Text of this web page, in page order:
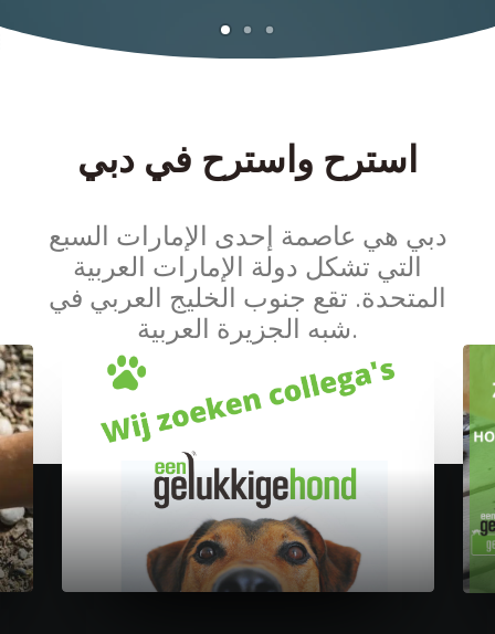
استرح واسترح في دبي
دبي هي عاصمة إحدى الإمارات السبع
التي تشكل دولة الإمارات العربية
المتحدة. تقع جنوب الخليج العربي في
شبه الجزيرة العربية.